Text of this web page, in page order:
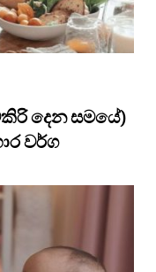
දෙන සමයේ)
වර්ග